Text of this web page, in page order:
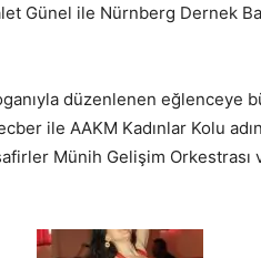
Günel ile Nürnberg Dernek
düzenlenen eğlenceye
ile AAKM Kadınlar Kolu
Münih Gelişim Orkestrası